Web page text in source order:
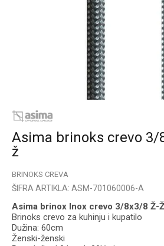
Asima brinoks crevo 3/
ž
BRINOKS CREVA
ŠIFRA ARTIKLA: ASM-701060006-A
Asima brinox Inox crevo 3/8x3/8 Ž-Ž
Brinoks crevo za kuhinju i kupatilo
Dužina: 60cm
Ženski-ženski